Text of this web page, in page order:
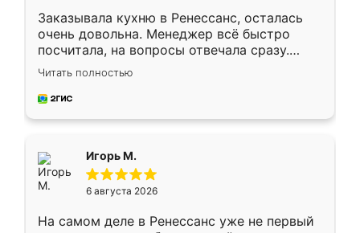
Заказывала кухню в Ренессанс, осталась
очень довольна. Менеджер всё быстро
посчитала, на вопросы отвечала сразу.
Замерщик приехал в субботу, подошёл к
делу со всей ответственностью. Собрали
за день, ребята работали аккуратно, даже
Читать полностью
Игорь М.
6 августа 2026
На самом деле в Ренессанс уже не первый